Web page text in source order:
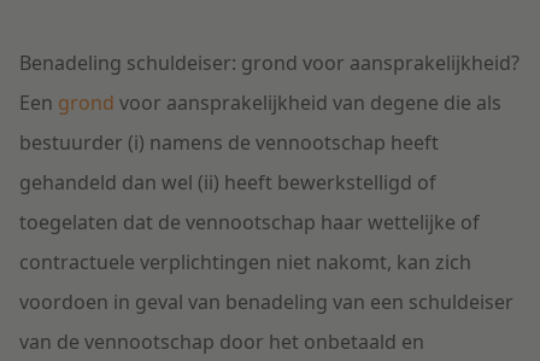
Benadeling schuldeiser: grond voor aansprakelijkheid?
Een grond voor aansprakelijkheid van degene die als
bestuurder (i) namens de vennootschap heeft
gehandeld dan wel (ii) heeft bewerkstelligd of
toegelaten dat de vennootschap haar wettelijke of
contractuele verplichtingen niet nakomt, kan zich
voordoen in geval van benadeling van een schuldeiser
van de vennootschap door het onbetaald en